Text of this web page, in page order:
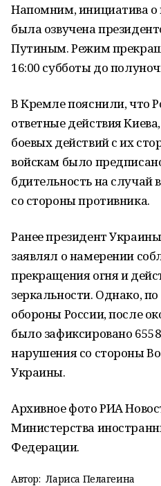
Напомним, инициатива
была озвучена
Путиным. Режим
16:00 субботы до
В Кремле пояснили, что
ответные действия
боевых действий с их
войскам было
бдительность на
со стороны противника.
Ранее президент
заявлял о намерении
прекращения огня и
зеркальности. Однако,
обороны России, после
было зафиксировано
нарушения со стороны
Украины.
Архивное фото РИА
Министерства
Федерации.
Автор: Лариса Пелагеина